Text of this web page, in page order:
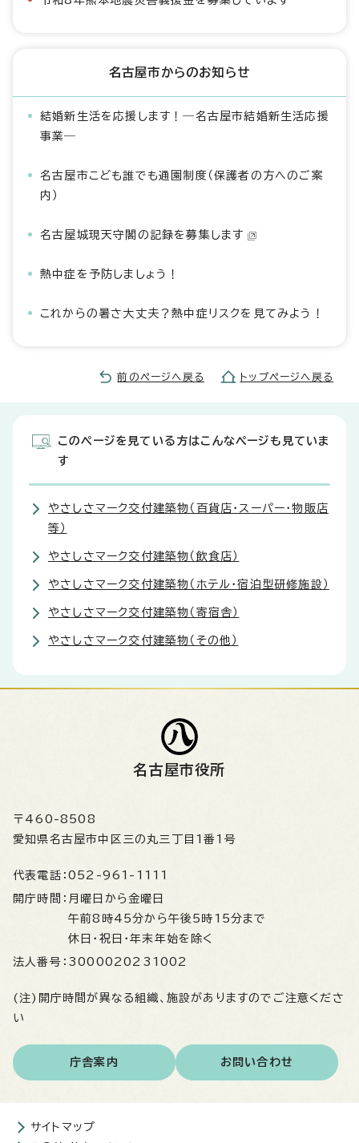
名古屋市からのお知らせ
結婚新生活を応援します！―名古屋市結婚新生活応援
事業―
名古屋市こども誰でも通園制度（保護者の方へのご案
内）
名古屋城現天守閣の記録を募集します
熱中症を予防しましょう！
これからの暑さ大丈夫？熱中症リスクを見てみよう！
前のページへ戻る トップページへ戻る
このページを見ている方はこんなページも見ていま
す
やさしさマーク交付建築物（百貨店・スーパー・物販店
等）
やさしさマーク交付建築物（飲食店）
やさしさマーク交付建築物（ホテル・宿泊型研修施設）
やさしさマーク交付建築物（寄宿舎）
やさしさマーク交付建築物（その他）
名古屋市役所
〒460-8508
愛知県名古屋市中区三の丸三丁目1番1号
代表電話： 052-961-1111
開庁時間： 月曜日から金曜日
午前8時45分から午後5時15分まで
休日・祝日・年末年始を除く
法人番号： 3000020231002
(注)開庁時間が異なる組織、施設がありますのでご注意くださ
い
庁舎案内 お問い合わせ
サイトマップ